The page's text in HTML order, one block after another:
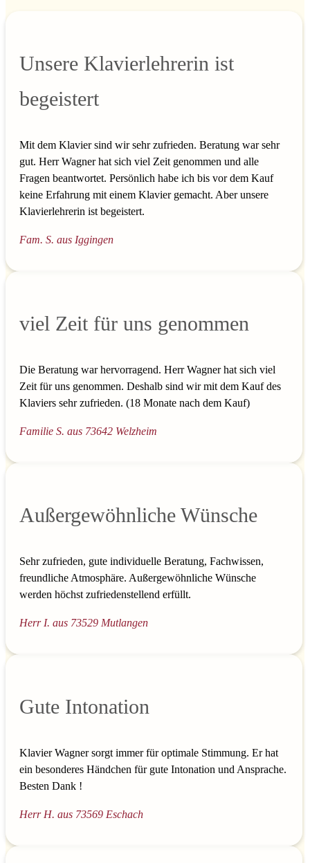
Unsere Klavierlehrerin ist
begeistert
Mit dem Klavier sind wir sehr zufrieden. Beratung war sehr
gut. Herr Wagner hat sich viel Zeit genommen und alle
Fragen beantwortet. Persönlich habe ich bis vor dem Kauf
keine Erfahrung mit einem Klavier gemacht. Aber unsere
Klavierlehrerin ist begeistert.
Fam. S. aus Iggingen
viel Zeit für uns genommen
Die Beratung war hervorragend. Herr Wagner hat sich viel
Zeit für uns genommen. Deshalb sind wir mit dem Kauf des
Klaviers sehr zufrieden. (18 Monate nach dem Kauf)
Familie S. aus 73642 Welzheim
Außergewöhnliche Wünsche
Sehr zufrieden, gute individuelle Beratung, Fachwissen,
freundliche Atmosphäre. Außergewöhnliche Wünsche
werden höchst zufriedenstellend erfüllt.
Herr I. aus 73529 Mutlangen
Gute Intonation
Klavier Wagner sorgt immer für optimale Stimmung. Er hat
ein besonderes Händchen für gute Intonation und Ansprache.
Besten Dank !
Herr H. aus 73569 Eschach